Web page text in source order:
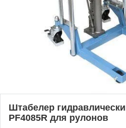
Штабелер
PF4085R для рулонов